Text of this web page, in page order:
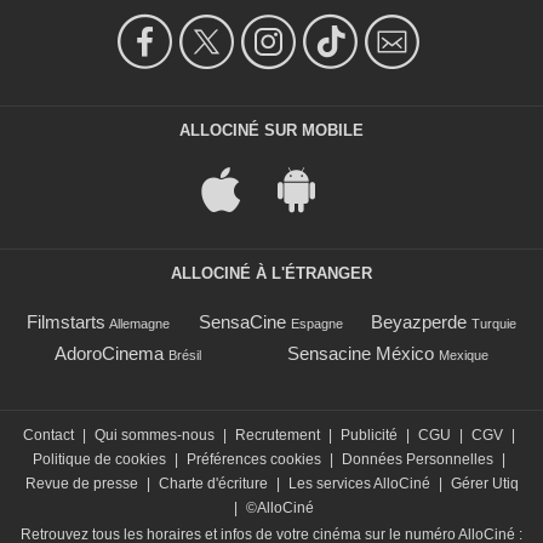
ALLOCINÉ SUR MOBILE
ALLOCINÉ À L'ÉTRANGER
Filmstarts Allemagne SensaCine Espagne Beyazperde Turquie
AdoroCinema Brésil Sensacine México Mexique
Contact Qui sommes-nous Recrutement Publicité CGU CGV
Politique de cookies
Préférences cookies Données Personnelles
Revue de presse
Charte d'écriture Les services AlloCiné
Gérer Utiq
©AlloCiné
Retrouvez tous les horaires et infos de votre cinéma sur le numéro AlloCiné :